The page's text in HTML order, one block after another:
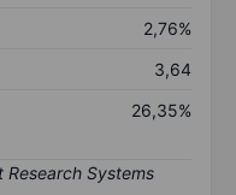
2,76%
3,64
26,35%